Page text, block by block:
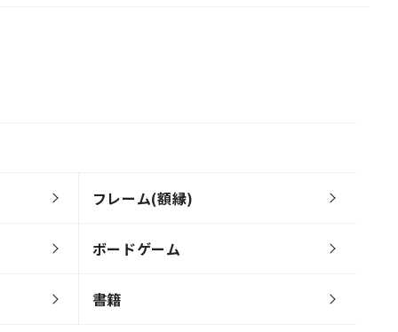
フレーム(額縁)
ボードゲーム
書籍